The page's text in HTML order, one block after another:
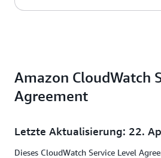
Amazon CloudWatch
Agreement
Letzte Aktualisierung: 22.
Dieses CloudWatch Service Level